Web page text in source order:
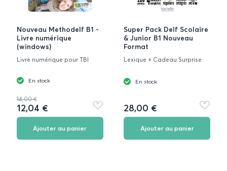
Nouveau Methodelf B1 -
Livre numérique
(windows)
Livre numérique pour TBI
En stock
14,00 €
12,04 €
Ajouter
aux
Ajouter au panier
Super Pack Delf Scolaire
& Junior Β1 Nouveau
Format
Lexique + Cadeau Surprise
En stock
28,00 €
Ajouter
aux
Ajouter au panier